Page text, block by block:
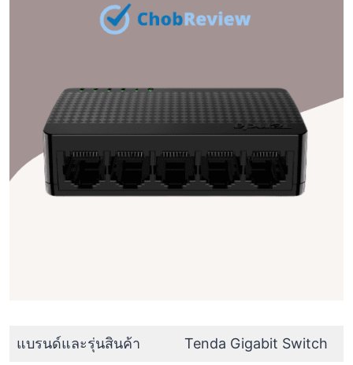
แบรนด์และรุ่นสินค้า Tenda Gigabit Switch